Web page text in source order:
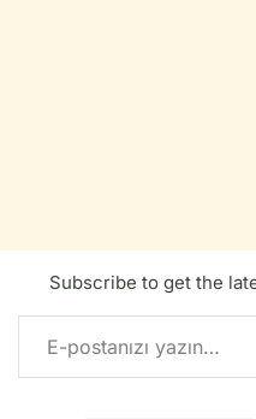
Subscribe to get the
E-postanızı yazın…